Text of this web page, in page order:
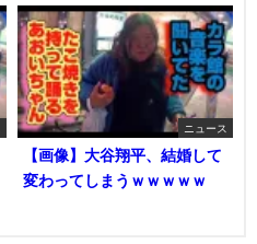
ニュース
【画像】大谷翔平、結婚して
変わってしまうｗｗｗｗｗ